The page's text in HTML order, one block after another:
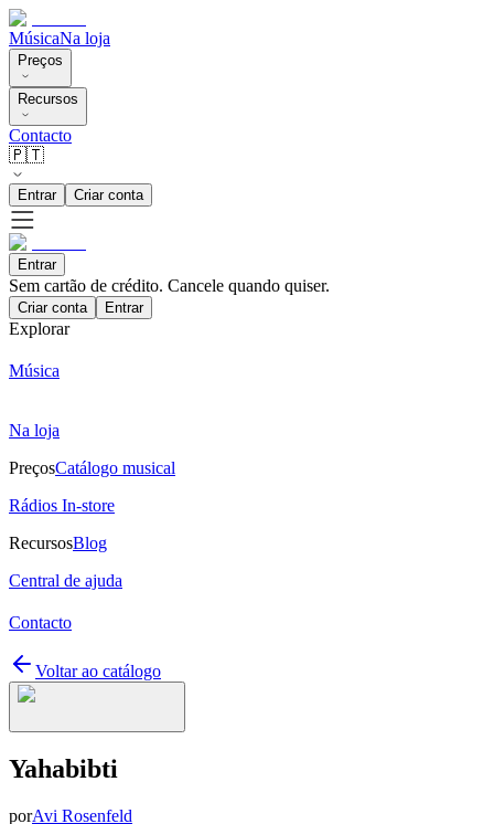
MúsicaNa loja
Preços
Recursos
Contacto
🇵🇹
Entrar Criar conta
Entrar
Sem cartão de crédito. Cancele quando quiser.
Criar conta Entrar
Explorar
Música
Na loja
PreçosCatálogo musical
Rádios In-store
RecursosBlog
Central de ajuda
Contacto
Voltar ao catálogo
Yahabibti
porAvi Rosenfeld